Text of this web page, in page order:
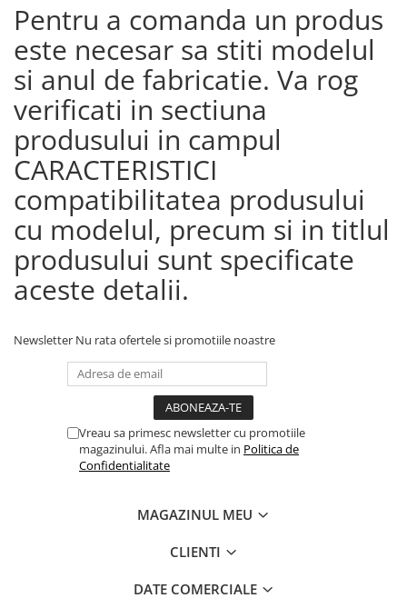
Pentru a comanda un produs
este necesar sa stiti modelul
si anul de fabricatie. Va rog
verificati in sectiuna
produsului in campul
CARACTERISTICI
compatibilitatea produsului
cu modelul, precum si in titlul
produsului sunt specificate
aceste detalii.
Newsletter Nu rata ofertele si promotiile noastre
Vreau sa primesc newsletter cu promotiile
magazinului. Afla mai multe in Politica de
Confidentialitate
MAGAZINUL MEU
CLIENTI
DATE COMERCIALE